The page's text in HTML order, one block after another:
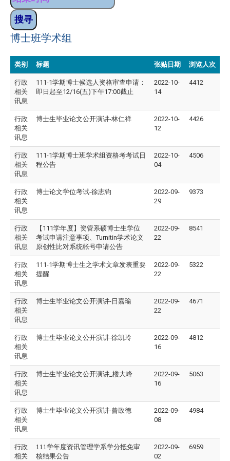
博士班学术组
类别 标题 张贴日期 浏览人次
行政
相关
讯息
111-1学期博士候选人资格审查申请：
即日起至12/16(五)下午17:00截止
2022-10-
14
4412
行政
相关
讯息
博士生毕业论文公开演讲-林仁祥
2022-10-
12
4426
行政
相关
讯息
111-1学期博士班学术组资格考考试日
程公告
2022-10-
04
4506
行政
相关
讯息
博士论文学位考试-徐志钧
2022-09-
29
9373
行政
相关
讯息
【111学年度】资管系硕博士生学位
考试申请注意事项、Turnitin学术论文
原创性比对系统帐号申请公告
2022-09-
22
8541
行政
相关
讯息
111-1学期博士生之学术文章发表重要
提醒
2022-09-
22
5322
行政
相关
讯息
博士生毕业论文公开演讲-日嘉瑜
2022-09-
22
4671
行政
相关
讯息
博士生毕业论文公开演讲-徐凯玲
2022-09-
16
4812
行政
相关
讯息
博士生毕业论文公开演讲_楼大峰
2022-09-
16
5063
行政
相关
讯息
博士生毕业论文公开演讲-曾政德
2022-09-
08
4984
行政
相关
111学年度资讯管理学系学分抵免审
核结果公告
2022-09-
02
6959